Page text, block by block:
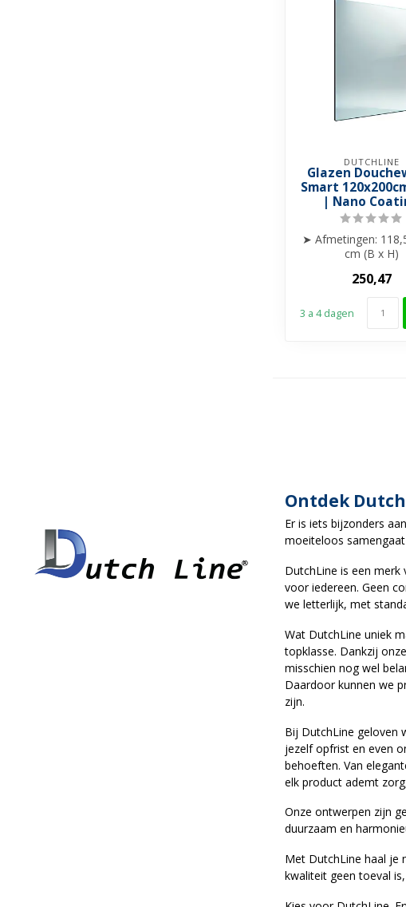
DUTCHLINE
Glazen
Smart
| Nano
➤ Afmetingen:
cm (B x H)
glas
➤ Helder gl...
250,47
3 a 4 dagen
Ontdek
Er is iets bijzonders
moeiteloos
DutchLine is een
voor iedereen. Geen
we letterlijk, met
Wat DutchLine uniek
topklasse. Dankzij
misschien nog wel
Daardoor kunnen we
zijn.
Bij DutchLine geloven
jezelf opfrist en even
behoeften. Van
elk product ademt
Onze ontwerpen zijn
duurzaam en
Met DutchLine haal je
kwaliteit geen toeval